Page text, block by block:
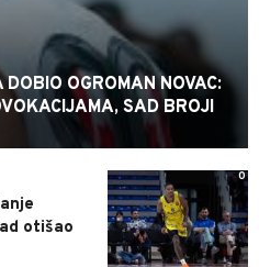
OGROMAN NOVAC:
SAD BROJI
0
otišao